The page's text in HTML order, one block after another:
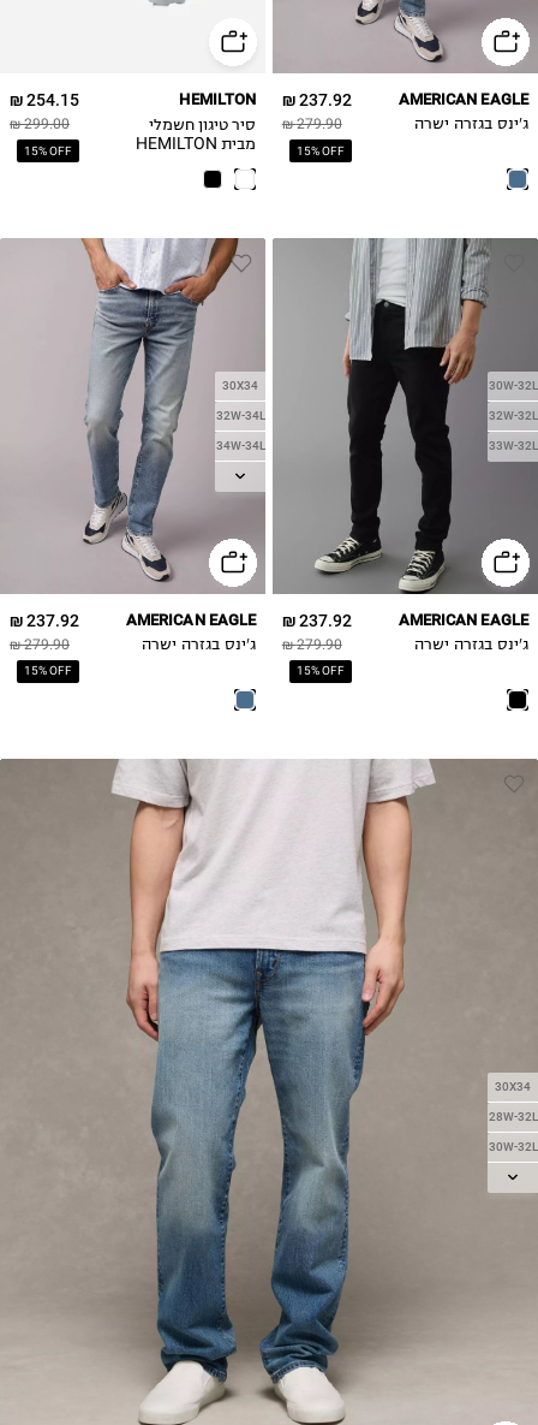
237.92 ₪
279.90 ₪
15% OFF
AMERICAN EAGLE
ג'ינס בגזרה ישרה
254.15 ₪
299.00 ₪
15% OFF
HEMILTON
סיר טיגון חשמלי
מבית HEMILTON
רשמי
30W-32L
32W-32L
33W-32L
237.92 ₪
279.90 ₪
15% OFF
AMERICAN EAGLE
ג'ינס בגזרה ישרה
30X34
32W-34L
34W-34L
38W-34L
237.92 ₪
279.90 ₪
15% OFF
AMERICAN EAGLE
ג'ינס בגזרה ישרה
30X34
28W-32L
30W-32L
32W-34L